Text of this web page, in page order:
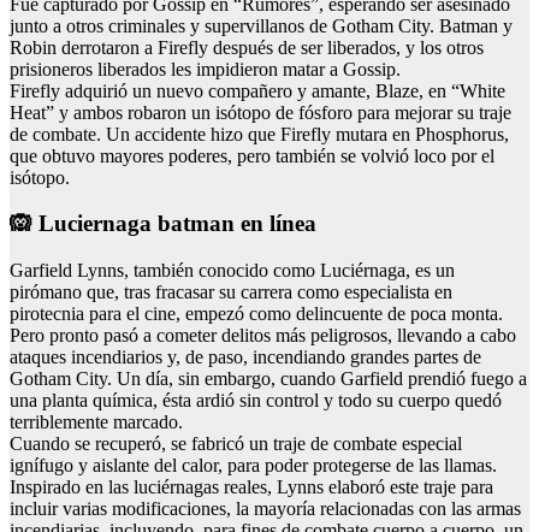
junto a otros criminales y supervillanos de Gotham City. Batman y
Robin derrotaron a Firefly después de ser liberados, y los otros
prisioneros liberados les impidieron matar a Gossip.
Firefly adquirió un nuevo compañero y amante, Blaze, en “White
Heat” y ambos robaron un isótopo de fósforo para mejorar su traje
de combate. Un accidente hizo que Firefly mutara en Phosphorus,
que obtuvo mayores poderes, pero también se volvió loco por el
isótopo.
🙉 Luciernaga batman en línea
Garfield Lynns, también conocido como Luciérnaga, es un
pirómano que, tras fracasar su carrera como especialista en
pirotecnia para el cine, empezó como delincuente de poca monta.
Pero pronto pasó a cometer delitos más peligrosos, llevando a cabo
ataques incendiarios y, de paso, incendiando grandes partes de
Gotham City. Un día, sin embargo, cuando Garfield prendió fuego a
una planta química, ésta ardió sin control y todo su cuerpo quedó
terriblemente marcado.
Cuando se recuperó, se fabricó un traje de combate especial
ignífugo y aislante del calor, para poder protegerse de las llamas.
Inspirado en las luciérnagas reales, Lynns elaboró este traje para
incluir varias modificaciones, la mayoría relacionadas con las armas